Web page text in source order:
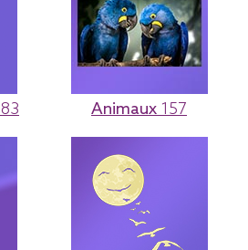
83 Animaux 157